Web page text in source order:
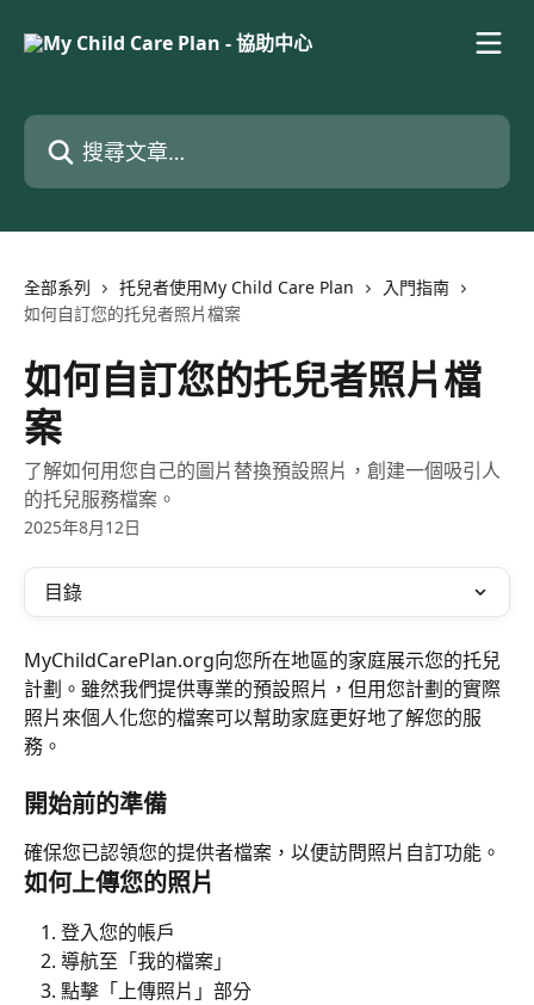
搜尋文章…
全部系列 托兒者使用My Child Care Plan
入門指南
如何自訂您的托兒者照片檔案
如何自訂您的托兒者照片檔
案
了解如何用您自己的圖片替換預設照片，創建一個吸引人
的托兒服務檔案。
2025年8月12日
目錄
MyChildCarePlan.org向您所在地區的家庭展示您的托兒
計劃。雖然我們提供專業的預設照片，但用您計劃的實際
照片來個人化您的檔案可以幫助家庭更好地了解您的服
務。
開始前的準備
確保您已認領您的提供者檔案，以便訪問照片自訂功能。
如何上傳您的照片
登入您的帳戶
導航至「我的檔案」
點擊「上傳照片」部分